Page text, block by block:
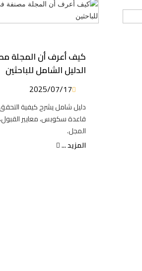
كيف أعرف أن المجلة
الدليل الشامل للباحثين
2025/07/17
دليل شامل يشرح كيفية
قاعدة سكوبس، معايير
المجل.
المزيد ...